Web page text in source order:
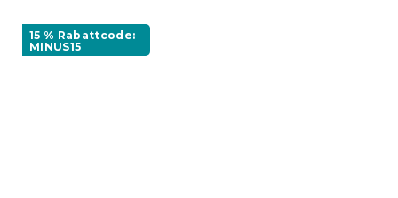
15 % Rabattcode:
MINUS15